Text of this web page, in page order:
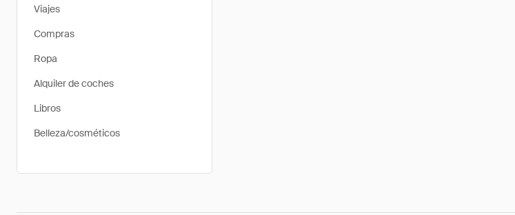
Viajes
Compras
Ropa
Alquiler de coches
Libros
Belleza/cosméticos